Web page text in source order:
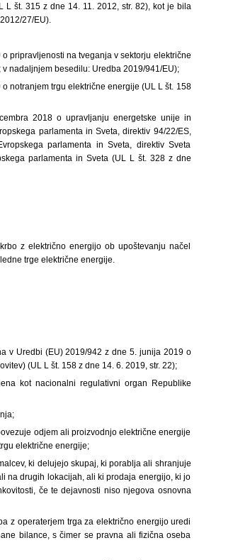
L št. 315 z dne 14. 11. 2012, str. 82), kot je bila
27/EU).
pripravljenosti na tveganja v sektorju električne
nadaljnjem besedilu: Uredba 2019/941/EU);
notranjem trgu električne energije (UL L št. 158
2018 o upravljanju energetske unije in
parlamenta in Sveta, direktiv 94/22/ES,
parlamenta in Sveta, direktiv Sveta
parlamenta in Sveta (UL L št. 328 z dne
z električno energijo ob upoštevanju načel
trge električne energije.
v Uredbi (EU) 2019/942 z dne 5. junija 2019 o
(UL L št. 158 z dne 14. 6. 2019, str. 22);
kot nacionalni regulativni organ Republike
odjem ali proizvodnjo električne energije
električne energije;
ki delujejo skupaj, ki porablja ali shranjuje
na drugih lokacijah, ali ki prodaja energijo, ki jo
če te dejavnosti niso njegova osnovna
z operaterjem trga za električno energijo uredi
bilance, s čimer se pravna ali fizična oseba